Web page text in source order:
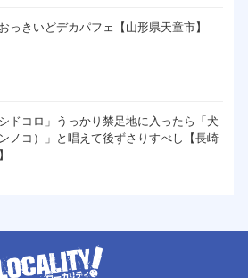
っきいどデカパフェ【山形県天童市】
シドコロ」うっかり禁足地に入ったら「犬
ノコ）」と唱えて後ずさりすべし【長崎